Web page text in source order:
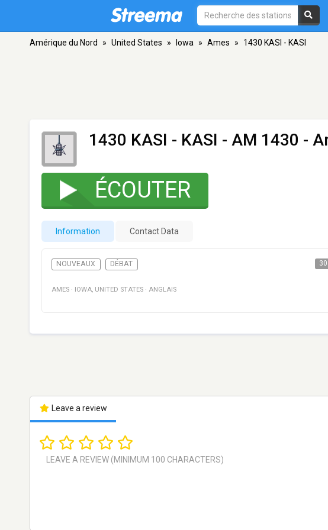
Amérique du Nord » United States » Iowa » Ames » 1430 KASI - KASI
1430 KASI - KASI - AM 1430 -
ÉCOUTER
Information Contact Data
NOUVEAUX DÉBAT
AMES · IOWA, UNITED STATES · ANGLAIS
Leave a review